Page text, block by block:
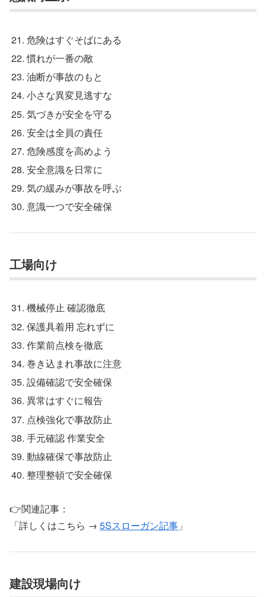
危険はすぐそばにある
慣れが一番の敵
油断が事故のもと
小さな異変見逃すな
気づきが安全を守る
安全は全員の責任
危険感度を高めよう
安全意識を日常に
気の緩みが事故を呼ぶ
意識一つで安全確保
工場向け
機械停止 確認徹底
保護具着用 忘れずに
作業前点検を徹底
巻き込まれ事故に注意
設備確認で安全確保
異常はすぐに報告
点検強化で事故防止
手元確認 作業安全
動線確保で事故防止
整理整頓で安全確保
👉関連記事：
「詳しくはこちら → 5Sスローガン記事 」
建設現場向け